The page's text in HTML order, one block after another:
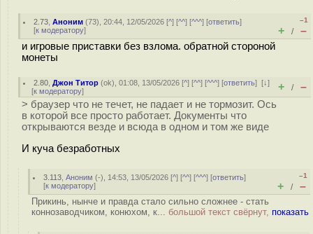
2.73 ,Аноним (73), 20:44, 12/05/2026 [^] [^^] [^^^] [ответить]
[к модератору]
–1
+ / –
и игровые приставки без взлома. обратной стороной
монеты
2.80 ,Джон Титор (ok), 01:08, 13/05/2026 [^] [^^] [^^^] [ответить][↓]
[к модератору] + / –
> браузер что не течет, не падает и не тормозит. Ось
в которой все просто работает. Документы что
открываются везде и всюда в одном и том же виде
И куча безработных
3.113 ,Аноним (-), 14:53, 13/05/2026 [^] [^^] [^^^] [ответить]
[к модератору]
–1
+ / –
Прикинь, нынче и правда стало сильно сложнее - стать
коннозаводчиком, конюхом, к... большой текст свёрнут, показать